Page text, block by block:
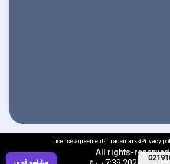
Privacy
Trademarks
License agreements
All rights-reserved